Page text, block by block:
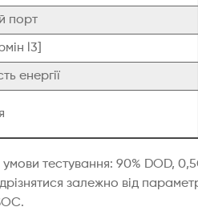
порт
l3]
енергії
умови тестування: 90% DOD,
залежно від